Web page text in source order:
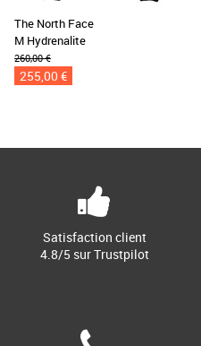
The North Face
M Hydrenalite
260,00 €
255,00 €
Satisfaction client
4.8/5 sur Trustpilot